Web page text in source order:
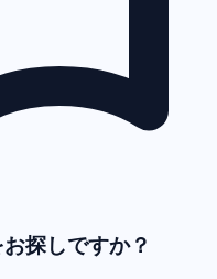
探しですか？